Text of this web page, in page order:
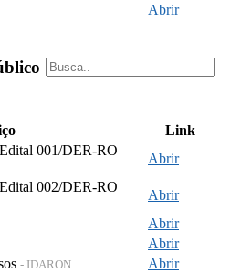
Abrir
Link
001/DER-RO
Abrir
002/DER-RO
Abrir
Abrir
Abrir
- IDARON
Abrir